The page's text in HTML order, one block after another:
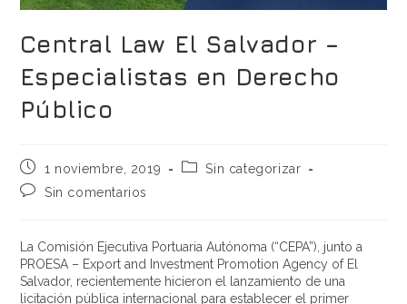
Central Law El Salvador –
Especialistas en Derecho
Público
1 noviembre, 2019
Sin categorizar
Sin comentarios
La Comisión Ejecutiva Portuaria Autónoma (“CEPA”), junto a
PROESA – Export and Investment Promotion Agency of El
Salvador, recientemente hicieron el lanzamiento de una
licitación pública internacional para establecer el primer